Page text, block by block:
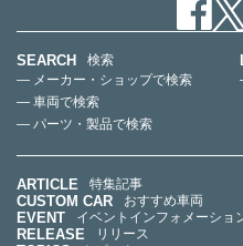
SEARCH
検索
— メーカー・ショップで検索
— 車両で検索
— パーツ・製品で検索
ARTICLE 特集記事
CUSTOM CAR おすすめ車両
EVENT イベントインフォメーショ
RELEASE リリース